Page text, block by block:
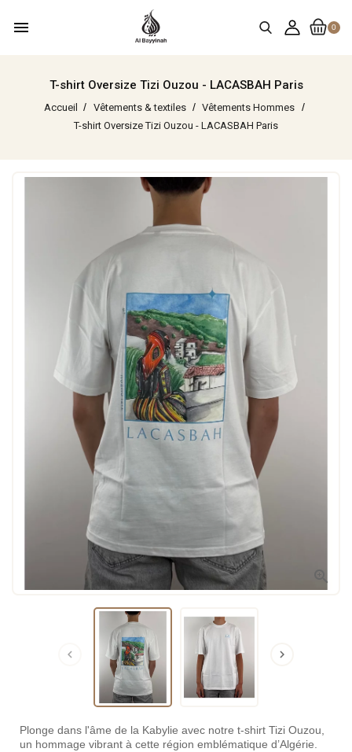
0
menu
T-shirt Oversize Tizi Ouzou - LACASBAH Paris
Accueil Vêtements & textiles
Vêtements Hommes
T-shirt Oversize Tizi Ouzou - LACASBAH Paris

 
Plonge dans l'âme de la Kabylie avec notre t-shirt Tizi Ouzou,
un hommage vibrant à cette région emblématique d’Algérie.